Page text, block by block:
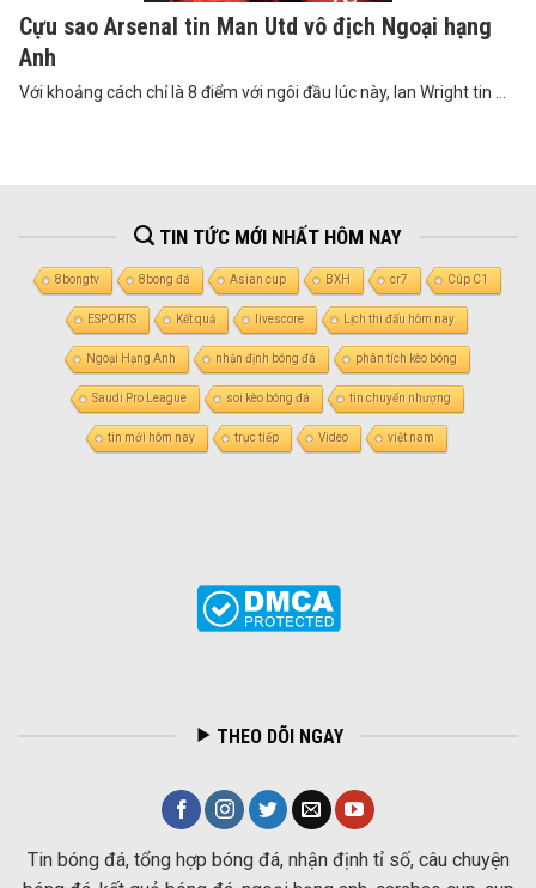
Cựu sao Arsenal tin Man Utd vô địch Ngoại hạng
Anh
Với khoảng cách chỉ là 8 điểm với ngôi đầu lúc này, Ian Wright tin ...
TIN TỨC MỚI NHẤT HÔM NAY
8bongtv 8bong đá Asian cup BXH cr7 Cúp C1
ESPORTS Kết quả livescore Lịch thi đấu hôm nay
Ngoại Hạng Anh nhận định bóng đá phân tích kèo bóng
Saudi Pro League soi kèo bóng đá tin chuyển nhượng
tin mới hôm nay trực tiếp Video việt nam
THEO DÕI NGAY
Tin bóng đá, tổng hợp bóng đá, nhận định tỉ số, câu chuyện